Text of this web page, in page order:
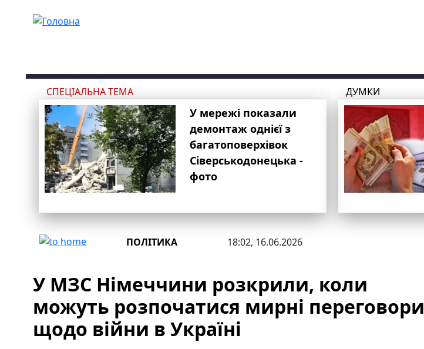
СПЕЦІАЛЬНА ТЕМА
У мережі показали
демонтаж однієї з
багатоповерхівок
Сіверськодонецька -
фото
ДУМКИ
ПОЛІТИКА 18:02, 16.06.2026
У МЗС Німеччини розкрили, коли
можуть розпочатися мирні переговори
щодо війни в Україні